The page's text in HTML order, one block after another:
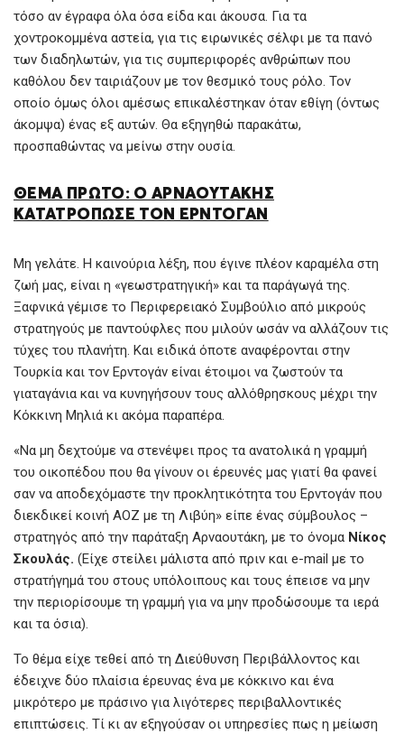
τόσο αν έγραφα όλα όσα είδα και άκουσα. Για τα
χοντροκομμένα αστεία, για τις ειρωνικές σέλφι με τα πανό
των διαδηλωτών, για τις συμπεριφορές ανθρώπων που
καθόλου δεν ταιριάζουν με τον θεσμικό τους ρόλο. Τον
οποίο όμως όλοι αμέσως επικαλέστηκαν όταν εθίγη (όντως
άκομψα) ένας εξ αυτών. Θα εξηγηθώ παρακάτω,
προσπαθώντας να μείνω στην ουσία.
ΘΕΜΑ ΠΡΩΤΟ: Ο ΑΡΝΑΟΥΤΑΚΗΣ
ΚΑΤΑΤΡΟΠΩΣΕ ΤΟΝ ΕΡΝΤΟΓΑΝ
Μη γελάτε. Η καινούρια λέξη, που έγινε πλέον καραμέλα στη
ζωή μας, είναι η «γεωστρατηγική» και τα παράγωγά της.
Ξαφνικά γέμισε το Περιφερειακό Συμβούλιο από μικρούς
στρατηγούς με παντούφλες που μιλούν ωσάν να αλλάζουν τις
τύχες του πλανήτη. Και ειδικά όποτε αναφέρονται στην
Τουρκία και τον Ερντογάν είναι έτοιμοι να ζωστούν τα
γιαταγάνια και να κυνηγήσουν τους αλλόθρησκους μέχρι την
Κόκκινη Μηλιά κι ακόμα παραπέρα.
«Να μη δεχτούμε να στενέψει προς τα ανατολικά η γραμμή
του οικοπέδου που θα γίνουν οι έρευνές μας γιατί θα φανεί
σαν να αποδεχόμαστε την προκλητικότητα του Ερντογάν που
διεκδικεί κοινή ΑΟΖ με τη Λιβύη» είπε ένας σύμβουλος –
στρατηγός από την παράταξη Αρναουτάκη, με το όνομα Νίκος
Σκουλάς. (Είχε στείλει μάλιστα από πριν και e-mail με το
στρατήγημά του στους υπόλοιπους και τους έπεισε να μην
την περιορίσουμε τη γραμμή για να μην προδώσουμε τα ιερά
και τα όσια).
Το θέμα είχε τεθεί από τη Διεύθυνση Περιβάλλοντος και
έδειχνε δύο πλαίσια έρευνας ένα με κόκκινο και ένα
μικρότερο με πράσινο για λιγότερες περιβαλλοντικές
επιπτώσεις. Τί κι αν εξηγούσαν οι υπηρεσίες πως η μείωση